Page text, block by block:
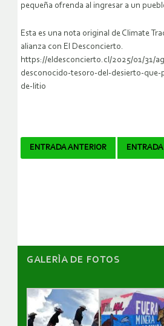
pequeña ofrenda al ingresar a un
Esta es una nota original de Climate
alianza con El Desconcierto.
https://eldesconcierto.cl/2025/01/31/
desconocido-tesoro-del-desierto-que-
de-litio
Navegador
ENTRADA ANTERIOR
GALERÌA DE FOTOS